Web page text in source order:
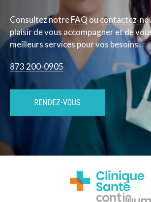
Consultez notreFAQ ou contactez-
plaisir de vous accompagner et de
meilleurs services pour vos besoins.
873 200-0905
RENDEZ-VOUS